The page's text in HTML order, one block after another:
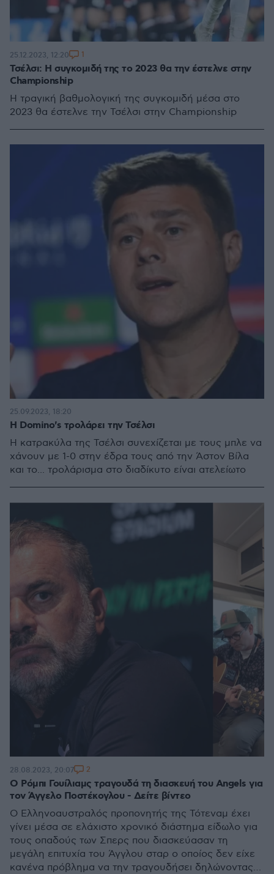
Τσέλσι: Η συγκομιδή της το 2023 θα την έστελνε στην
Championship
Η τραγική βαθμολογική της συγκομιδή μέσα στο
2023 θα έστελνε την Τσέλσι στην Championship
25.12.2023, 12:20 1
Η Domino's τρολάρει την Τσέλσι
Η κατρακύλα της Τσέλσι συνεχίζεται με τους μπλε να
χάνουν με 1-0 στην έδρα τους από την Άστον Βίλα
και το... τρολάρισμα στο διαδίκυτο είναι ατελείωτο
25.09.2023, 18:20
Ο Ρόμπι Γουίλιαμς τραγουδά τη διασκευή του Angels για
τον Άγγελο Ποστέκογλου - Δείτε βίντεο
Ο Ελληνοαυστραλός προπονητής της Τότεναμ έχει
γίνει μέσα σε ελάχιστο χρονικό διάστημα είδωλο για
τους οπαδούς των Σπερς που διασκεύασαν τη
μεγάλη επιτυχία του Άγγλου σταρ ο οποίος δεν είχε
κανένα πρόβλημα να την τραγουδήσει δηλώνοντας
28.08.2023, 20:07 2